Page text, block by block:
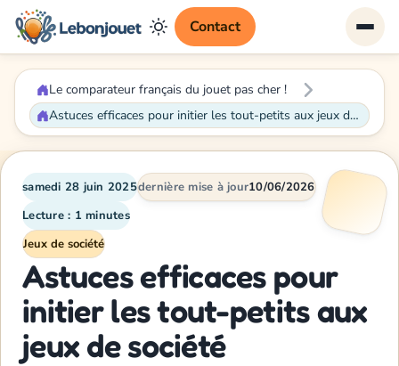
Contact
Le comparateur français du jouet pas cher !
Astuces efficaces pour initier les tout-petits aux jeux de société
samedi 28 juin 2025dernière mise à jour10/06/2026
Lecture : 1 minutes
Jeux de société
Astuces efficaces pour
initier les tout-petits aux
jeux de société